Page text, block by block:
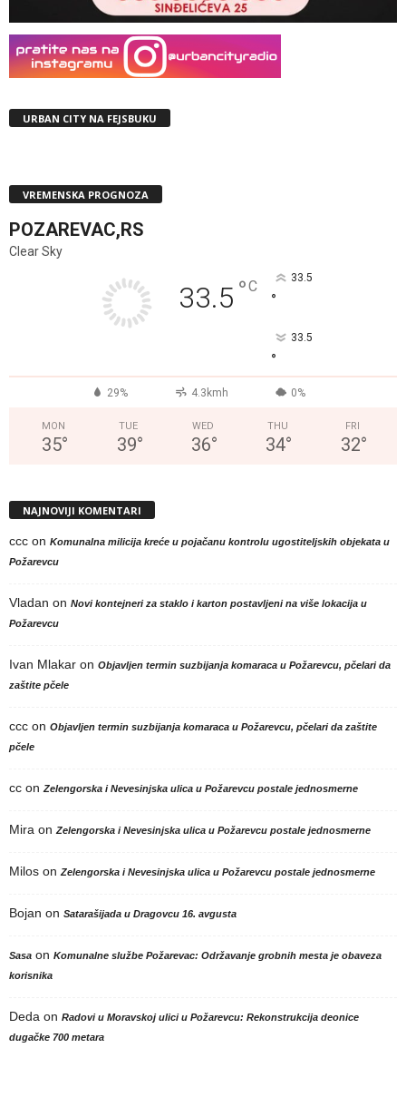
URBAN CITY NA FEJSBUKU
VREMENSKA PROGNOZA
POZAREVAC,RS
Clear Sky
33.5 °C 33.5
°
33.5
°
29% 4.3kmh 0%
MON
35°
TUE
39°
WED
36°
THU
34°
FRI
32°
NAJNOVIJI KOMENTARI
ccc on Komunalna milicija kreće u pojačanu kontrolu ugostiteljskih objekata u
Požarevcu
Vladan on Novi kontejneri za staklo i karton postavljeni na više lokacija u
Požarevcu
Ivan Mlakar on Objavljen termin suzbijanja komaraca u Požarevcu, pčelari da
zaštite pčele
ccc on Objavljen termin suzbijanja komaraca u Požarevcu, pčelari da zaštite
pčele
cc on Zelengorska i Nevesinjska ulica u Požarevcu postale jednosmerne
Mira on Zelengorska i Nevesinjska ulica u Požarevcu postale jednosmerne
Milos on Zelengorska i Nevesinjska ulica u Požarevcu postale jednosmerne
Bojan on Satarašijada u Dragovcu 16. avgusta
Sasa on Komunalne službe Požarevac: Održavanje grobnih mesta je obaveza
korisnika
Deda on Radovi u Moravskoj ulici u Požarevcu: Rekonstrukcija deonice
dugačke 700 metara